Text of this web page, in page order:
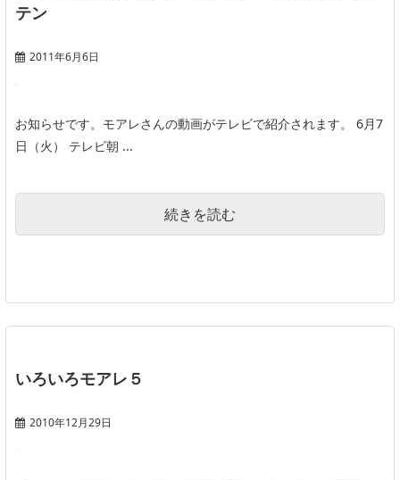
テン
2011年6月6日
お知らせです。モアレさんの動画がテレビで紹介されます。 6月7
日（火） テレビ朝 ...
続きを読む
いろいろモアレ５
2010年12月29日